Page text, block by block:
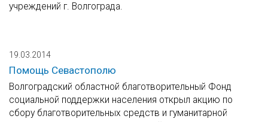
учреждений г. Волгограда.
19.03.2014
Помощь Севастополю
Волгоградский областной благотворительный Фонд
социальной поддержки населения открыл акцию по
сбору благотворительных средств и гуманитарной